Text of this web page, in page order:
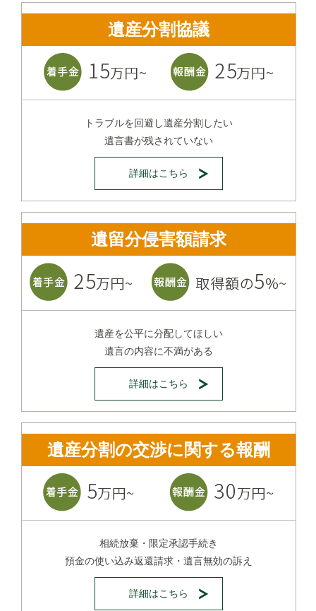
遺産分割協議
トラブルを回避し遺産分割したい
遺言書が残されていない
詳細はこちら
遺留分侵害額請求
遺産を公平に分配してほしい
遺言の内容に不満がある
詳細はこちら
遺産分割の交渉に関する報酬
相続放棄・限定承認手続き
預金の使い込み返還請求・遺言無効の訴え
詳細はこちら